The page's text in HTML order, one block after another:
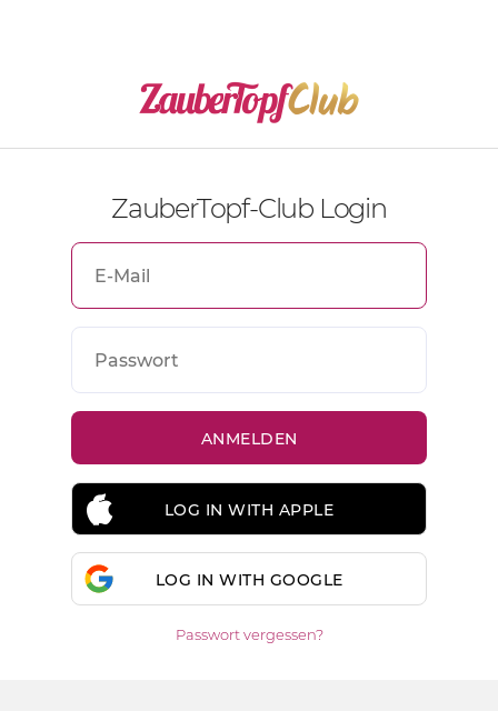
ZauberTopf-Club Login
LOG IN WITH APPLE
LOG IN WITH GOOGLE
Passwort vergessen?